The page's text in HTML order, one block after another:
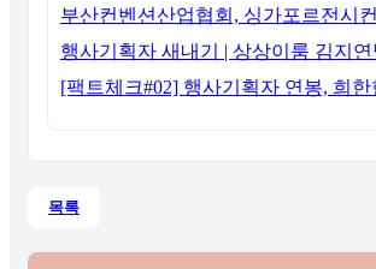
목록